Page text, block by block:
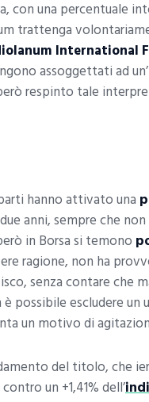
con una percentuale
trattenga
International
assoggettati ad un’
respinto tale
hanno attivato una
anni, sempre che
in Borsa si temono
ragione, non ha
senza contare che
possibile escludere un
un motivo di
del titolo, che
un +1,41% dell’